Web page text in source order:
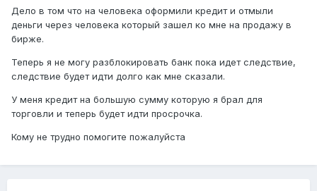
Дело в том что на человека оформили кредит и отмыли
деньги через человека который зашел ко мне на продажу в
бирже.
Теперь я не могу разблокировать банк пока идет следствие,
следствие будет идти долго как мне сказали.
У меня кредит на большую сумму которую я брал для
торговли и теперь будет идти просрочка.
Кому не трудно помогите пожалуйста